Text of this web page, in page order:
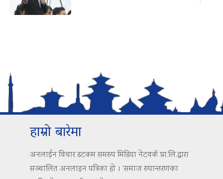
हाम्रो बारेमा
अनलाईन विचार डटकम समरुप मिडिया नेटवर्क प्रा.लि.द्वारा
सञ्चालित अनलाइन पत्रिका हो । ‘समाज रुपान्तरणका